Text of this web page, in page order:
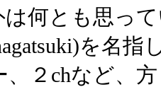
は何とも思っ
を名
、２chなど、